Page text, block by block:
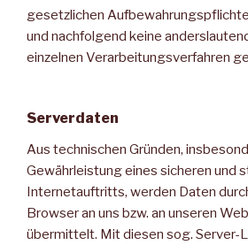
gesetzlichen
und nachfolgend keine
einzelnen Verarbeitungsverfahren
Serverdaten
Aus technischen Gründen,
Gewährleistung eines sicheren und
Internetauftritts, werden Daten
Browser an uns bzw. an unseren
übermittelt. Mit diesen sog. Server-